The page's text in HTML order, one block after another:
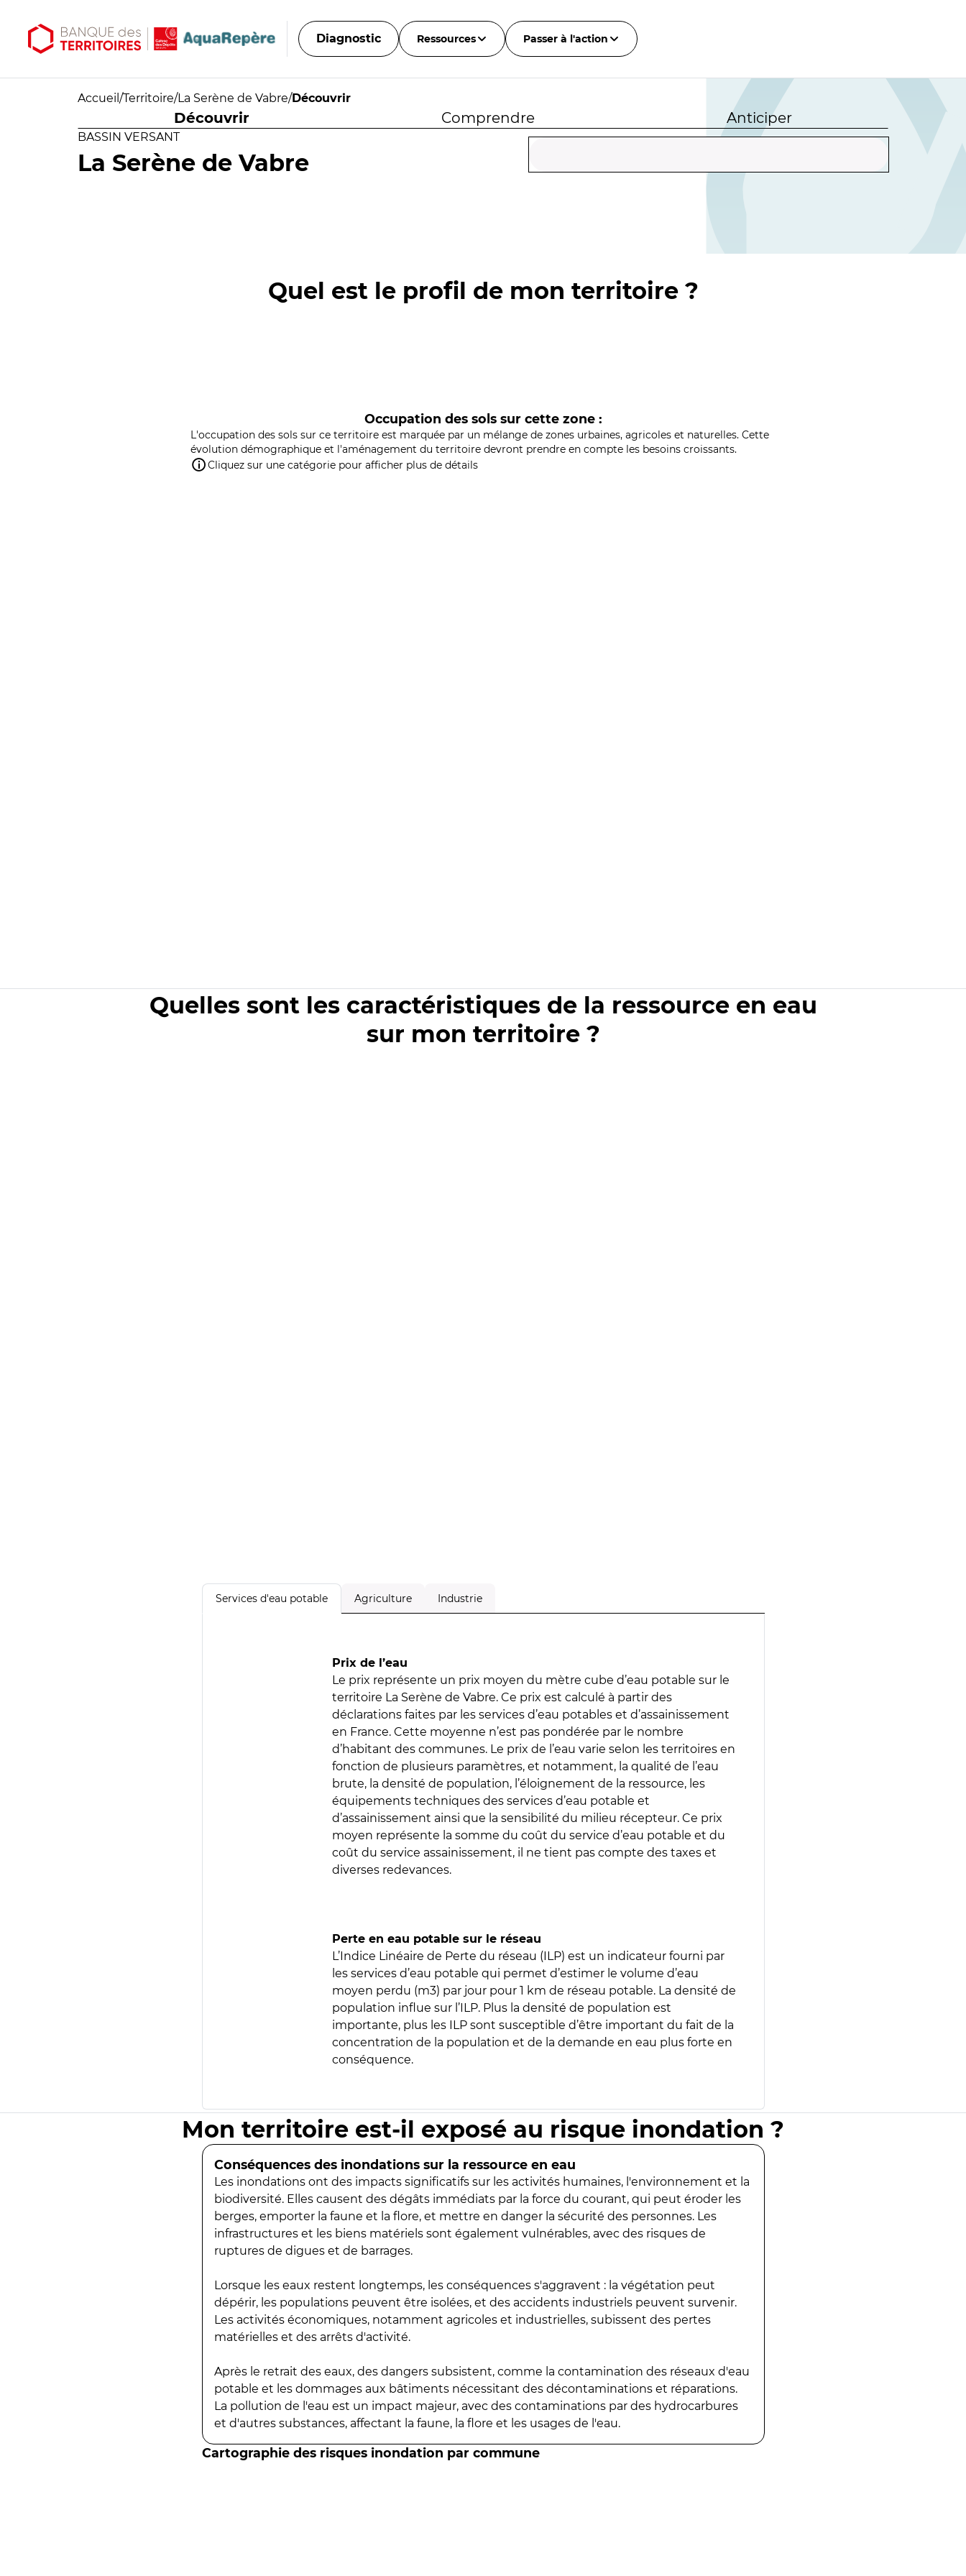
Diagnostic Ressources Passer à l'action
Accueil /Territoire/La Serène de Vabre/Découvrir
Découvrir Comprendre Anticiper
BASSIN VERSANT
La Serène de Vabre
Quel est le profil de mon territoire ?
Occupation des sols sur cette zone :
L'occupation des sols sur ce territoire est marquée par un mélange de zones urbaines, agricoles et naturelles. Cette
évolution démographique et l'aménagement du territoire devront prendre en compte les besoins croissants.
Cliquez sur une catégorie pour afficher plus de détails
Quelles sont les caractéristiques de la ressource en eau
sur mon territoire ?
Services d'eau potable Agriculture Industrie
Prix de l’eau
Le prix représente un prix moyen du mètre cube d’eau potable sur le
territoire La Serène de Vabre. Ce prix est calculé à partir des
déclarations faites par les services d’eau potables et d’assainissement
en France. Cette moyenne n’est pas pondérée par le nombre
d’habitant des communes. Le prix de l’eau varie selon les territoires en
fonction de plusieurs paramètres, et notamment, la qualité de l’eau
brute, la densité de population, l’éloignement de la ressource, les
équipements techniques des services d’eau potable et
d’assainissement ainsi que la sensibilité du milieu récepteur. Ce prix
moyen représente la somme du coût du service d’eau potable et du
coût du service assainissement, il ne tient pas compte des taxes et
diverses redevances.
Perte en eau potable sur le réseau
L’Indice Linéaire de Perte du réseau (ILP) est un indicateur fourni par
les services d’eau potable qui permet d’estimer le volume d’eau
moyen perdu (m3) par jour pour 1 km de réseau potable. La densité de
population influe sur l’ILP. Plus la densité de population est
importante, plus les ILP sont susceptible d’être important du fait de la
concentration de la population et de la demande en eau plus forte en
conséquence.
Mon territoire est-il exposé au risque inondation ?
Conséquences des inondations sur la ressource en eau
Les inondations ont des impacts significatifs sur les activités humaines, l'environnement et la
biodiversité. Elles causent des dégâts immédiats par la force du courant, qui peut éroder les
berges, emporter la faune et la flore, et mettre en danger la sécurité des personnes. Les
infrastructures et les biens matériels sont également vulnérables, avec des risques de
ruptures de digues et de barrages.
Lorsque les eaux restent longtemps, les conséquences s'aggravent : la végétation peut
dépérir, les populations peuvent être isolées, et des accidents industriels peuvent survenir.
Les activités économiques, notamment agricoles et industrielles, subissent des pertes
matérielles et des arrêts d'activité.
Après le retrait des eaux, des dangers subsistent, comme la contamination des réseaux d'eau
potable et les dommages aux bâtiments nécessitant des décontaminations et réparations.
La pollution de l'eau est un impact majeur, avec des contaminations par des hydrocarbures
et d'autres substances, affectant la faune, la flore et les usages de l'eau.
Cartographie des risques inondation par commune